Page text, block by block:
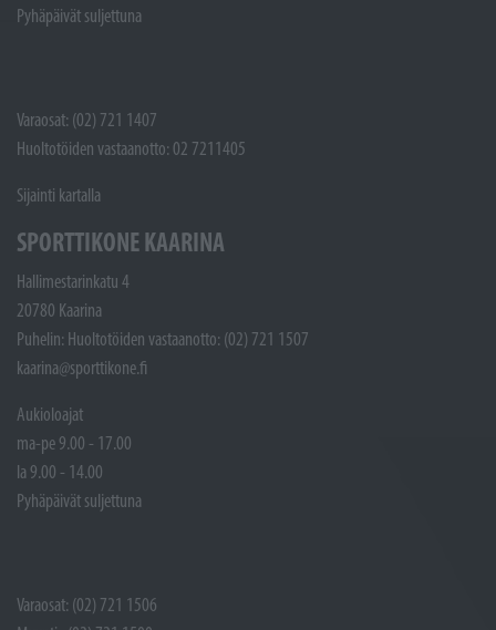
Pyhäpäivät suljettuna
Varaosat: (02) 721 1407
Huoltotöiden vastaanotto: 02 7211405
Sijainti kartalla
SPORTTIKONE KAARINA
Hallimestarinkatu 4
20780 Kaarina
Puhelin: Huoltotöiden vastaanotto: (02) 721 1507
kaarina@sporttikone.fi
Aukioloajat
ma-pe 9.00 - 17.00
la 9.00 - 14.00
Pyhäpäivät suljettuna
Varaosat: (02) 721 1506